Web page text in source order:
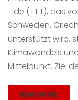
Tide (TTT), das
Schweden,
unterstützt wird,
Klimawandels
Mittelpunkt. Ziel
READ MORE